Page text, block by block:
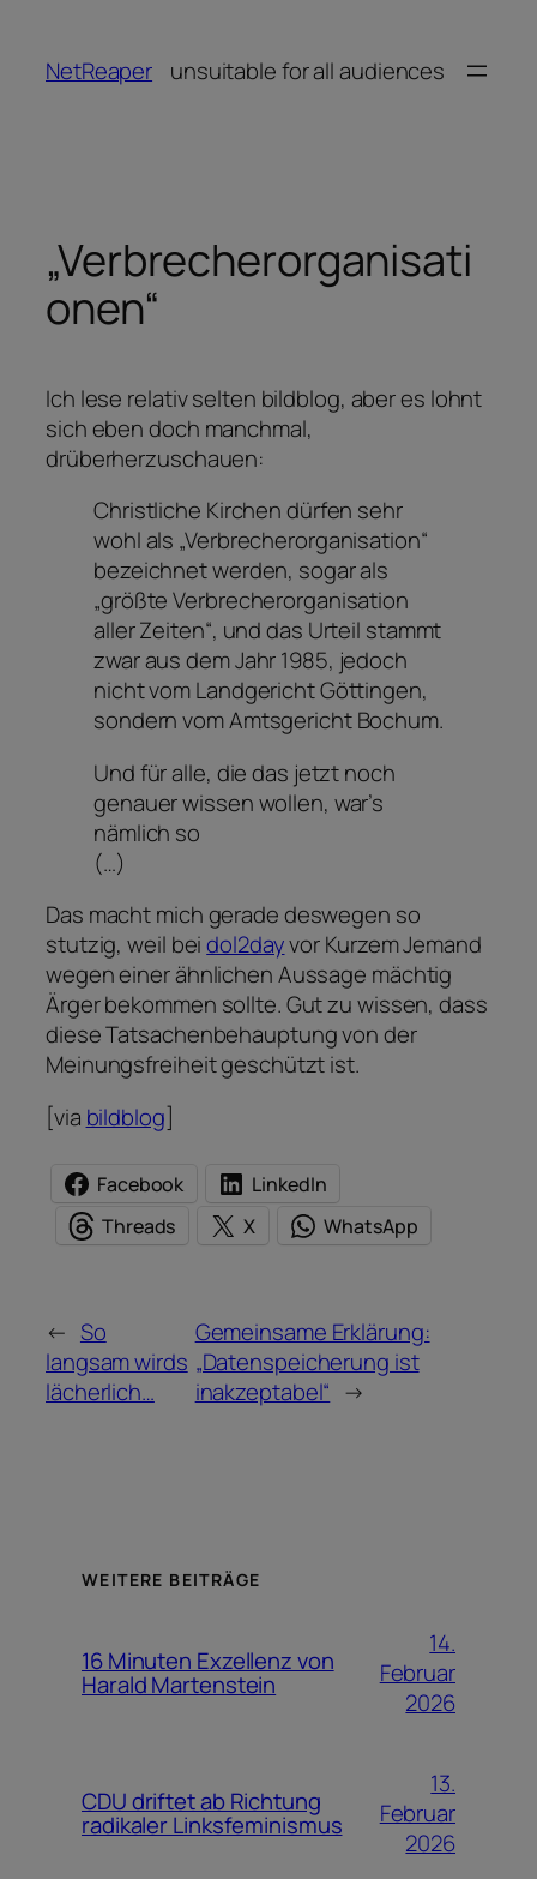
springen
NetReaper unsuitable for all audiences
„Verbrecherorganisati
onen“
Ich lese relativ selten bildblog, aber es lohnt
sich eben doch manchmal,
drüberherzuschauen:
Christliche Kirchen dürfen sehr
wohl als „Verbrecherorganisation“
bezeichnet werden, sogar als
„größte Verbrecherorganisation
aller Zeiten“, und das Urteil stammt
zwar aus dem Jahr 1985, jedoch
nicht vom Landgericht Göttingen,
sondern vom Amtsgericht Bochum.
Und für alle, die das jetzt noch
genauer wissen wollen, war’s
nämlich so
(…)
Das macht mich gerade deswegen so
stutzig, weil beidol2dayvor Kurzem Jemand
wegen einer ähnlichen Aussage mächtig
Ärger bekommen sollte. Gut zu wissen, dass
diese Tatsachenbehauptung von der
Meinungsfreiheit geschützt ist.
[via bildblog]
Facebook
LinkedIn
Threads
X WhatsApp
← So
langsam wirds
lächerlich…
Gemeinsame Erklärung:
„Datenspeicherung ist
inakzeptabel“ →
WEITERE BEITRÄGE
16 Minuten Exzellenz von
Harald Martenstein
14.
Februar
2026
CDU driftet ab Richtung
radikaler Linksfeminismus
13.
Februar
2026